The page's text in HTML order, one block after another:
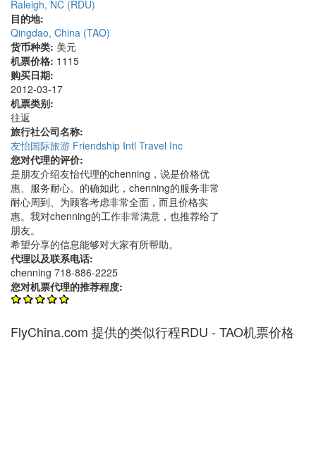
Raleigh, NC (RDU)
目的地:
Qingdao, China (TAO)
货币种类: 美元
机票价格: 1115
购买日期:
2012-03-17
机票类别:
往返
旅行社公司名称:
友怡国际旅游 Friendship Intl Travel Inc
您对代理的评价:
是朋友介绍友怡代理的chenning，说是价格优
惠、服务耐心。的确如此，chenning的服务非常
耐心周到、为顾客考虑非常全面，而且价格实
惠。我对chenning的工作非常满意，也推荐给了
朋友。
希望分享的信息能够对大家有所帮助。
代理以及联系电话:
chenning 718-886-2225
您对机票代理的推荐程度:
FlyChina.com 提供的类似行程RDU - TAO机票价格